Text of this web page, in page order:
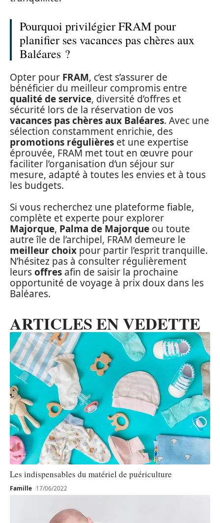
Pourquoi privilégier FRAM pour
planifier ses vacances pas chères aux
Baléares ?
Opter pour FRAM, c’est s’assurer de
bénéficier du meilleur compromis entre
qualité de service, diversité d’offres et
sécurité lors de la réservation de vos
vacances pas chères aux Baléares. Avec une
sélection constamment enrichie, des
promotions régulières et une expertise
éprouvée, FRAM met tout en œuvre pour
faciliter l’organisation d’un séjour sur
mesure, adapté à toutes les envies et à tous
les budgets.
Si vous recherchez une plateforme fiable,
complète et experte pour explorer
Majorque, Palma de Majorque ou toute
autre île de l’archipel, FRAM demeure le
meilleur choix pour partir l’esprit tranquille.
N’hésitez pas à consulter régulièrement
leursoffres afin de saisir la prochaine
opportunité de voyage à prix doux dans les
Baléares.
ARTICLES EN VEDETTE
Les indispensables du matériel de puériculture
Famille 17/06/2022